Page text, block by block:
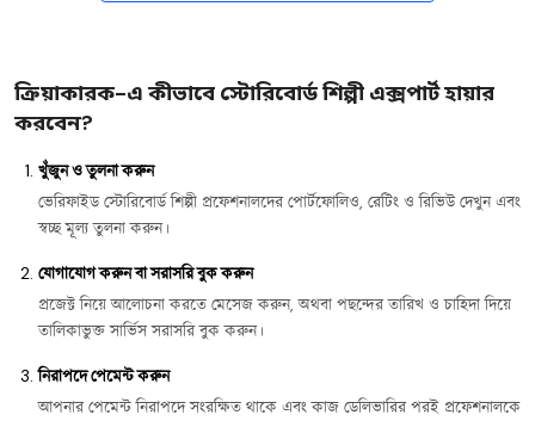
ক্রিয়াকারক-এ কীভাবে স্টোরিবোর্ড শিল্পী এক্সপার্ট হায়ার
করবেন?
খুঁজুন ও তুলনা করুন
ভেরিফাইড স্টোরিবোর্ড শিল্পী প্রফেশনালদের পোর্টফোলিও, রেটিং ও রিভিউ দেখুন এবং
স্বচ্ছ মূল্য তুলনা করুন।
যোগাযোগ করুন বা সরাসরি বুক করুন
প্রজেক্ট নিয়ে আলোচনা করতে মেসেজ করুন, অথবা পছন্দের তারিখ ও চাহিদা দিয়ে
তালিকাভুক্ত সার্ভিস সরাসরি বুক করুন।
নিরাপদে পেমেন্ট করুন
আপনার পেমেন্ট নিরাপদে সংরক্ষিত থাকে এবং কাজ ডেলিভারির পরই প্রফেশনালকে